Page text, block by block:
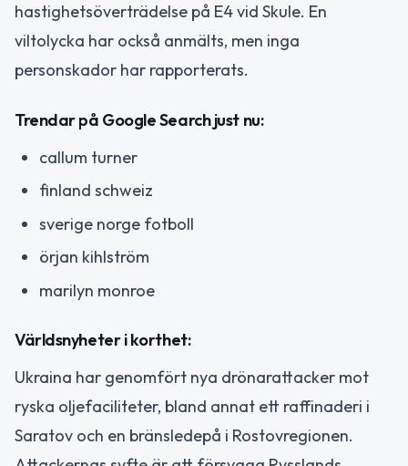
hastighetsöverträdelse på E4 vid Skule. En
viltolycka har också anmälts, men inga
personskador har rapporterats.
Trendar på Google Search just nu:
callum turner
finland schweiz
sverige norge fotboll
örjan kihlström
marilyn monroe
Världsnyheter i korthet:
Ukraina har genomfört nya drönarattacker mot
ryska oljefaciliteter, bland annat ett raffinaderi i
Saratov och en bränsledepå i Rostovregionen.